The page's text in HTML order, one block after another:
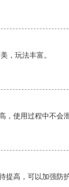
，玩法丰富。
，使用过程中不会
提高，可以加强防